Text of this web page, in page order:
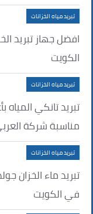
تبريد مياه الخزانات
افضل جهاز تبريد
الكويت
تبريد مياه الخزانات
تبريد تانكي
مناسبة شركة
تبريد مياه الخزانات
تبريد ماء الخزان
في الكويت